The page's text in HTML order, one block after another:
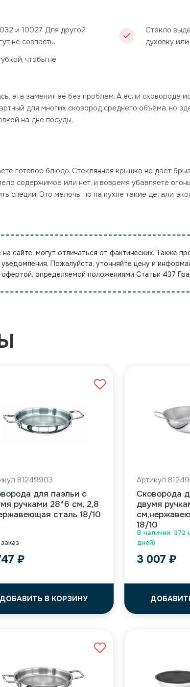
и 10027. Для другой
не совпасть.
Стекло
духовку
чтобы не
эта заменит её без проблем. А если сковорода
для многих сковород среднего объёма, но
на дне посуды.
готовое блюдо. Стеклянная крышка не даёт
содержимое или нет, и вовремя убавляете
специи. Это мелочь, но на кухне такие детали
сайте, могут отличаться от фактических. Также
уведомления. Пожалуйста, уточняйте цену и
офертой, определяемой положениями Статьи 437
81249903
для паэльи с
ручками 28*6 см, 2,8
сталь 18/10
₽
ДОБАВИТЬ В КОРЗИНУ
В наличии: 372
дней)
Артикул
Сковорода
двумя
18/10
3 007 ₽